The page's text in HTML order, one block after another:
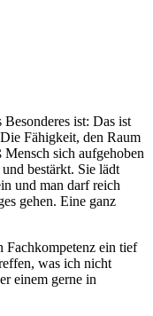
ist: Das ist
Fähigkeit, den Raum
sich aufgehoben
bestärkt. Sie lädt
und man darf reich
gehen. Eine ganz
Fachkompetenz ein tief
was ich nicht
einem gerne in